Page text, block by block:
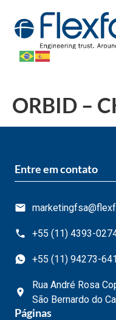
ORBID –
Entre em contato
+55 (11) 4393-
+55 (11) 94273-
Rua André Rosa
São Bernardo do
Páginas